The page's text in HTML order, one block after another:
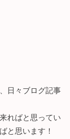
日々ブログ記事
ればと思ってい
と思います！